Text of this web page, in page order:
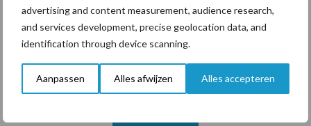
advertising and content measurement, audience research,
and services development, precise geolocation data, and
identification through device scanning.
Aanpassen Alles afwijzen Alles accepteren
Mastitis Hittestress